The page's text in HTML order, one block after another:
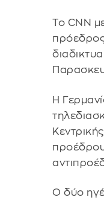
Το CNN
Η
Ο δύο